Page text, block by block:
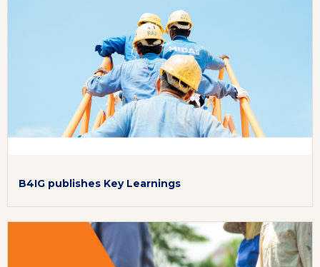
B4IG publishes Key Learnings